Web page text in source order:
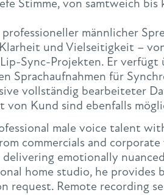
Stimme, von samtweich
männlicher
und Vielseitigkeit –
Sync-Projekten. Er
Sprachaufnahmen für
vollständig bearbeiteter
von Kund sind ebenfalls
male voice talent
commercials and
emotionally
home studio, he
request. Remote recording